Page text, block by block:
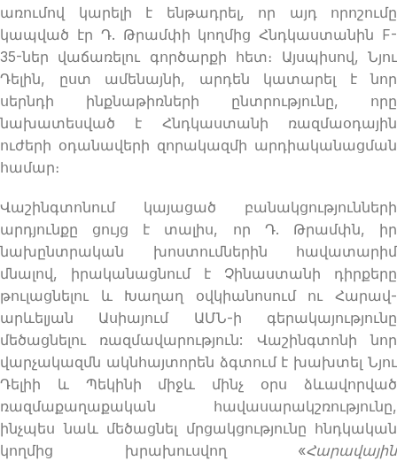
առումով կարելի է ենթադրել, որ այդ որոշումը
կապված էր Դ. Թրամփի կողմից Հնդկաստանին F-
35-ներ վաճառելու գործարքի հետ։ Այսպիսով, Նյու
Դելին, ըստ ամենայնի, արդեն կատարել է նոր
սերնդի ինքնաթիռների ընտրությունը, որը
նախատեսված է Հնդկաստանի ռազմաօդային
ուժերի օդանավերի զորակազմի արդիականացման
համար։
Վաշինգտոնում կայացած բանակցությունների
արդյունքը ցույց է տալիս, որ Դ. Թրամփն, իր
նախընտրական խոստումներին հավատարիմ
մնալով, իրականացնում է Չինաստանի դիրքերը
թուլացնելու և Խաղաղ օվկիանոսում ու Հարավ-
արևելյան Ասիայում ԱՄՆ-ի գերակայությունը
մեծացնելու ռազմավարություն: Վաշինգտոնի նոր
վարչակազմն ակնհայտորեն ձգտում է խախտել Նյու
Դելիի և Պեկինի միջև մինչ օրս ձևավորված
ռազմաքաղաքական հավասարակշռությունը,
ինչպես նաև մեծացնել մրցակցությունը հնդկական
կողմից խրախուսվող «Հարավային